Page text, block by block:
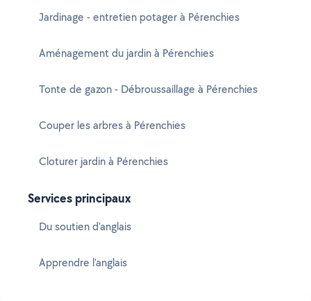
Jardinage - entretien potager à Pérenchies
Aménagement du jardin à Pérenchies
Tonte de gazon - Débroussaillage à Pérenchies
Couper les arbres à Pérenchies
Cloturer jardin à Pérenchies
Services principaux
Du soutien d'anglais
Apprendre l'anglais